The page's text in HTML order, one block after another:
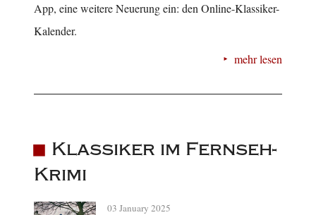
App, eine weitere Neuerung ein: den Online-Klassiker-
Kalender.
mehr lesen
Klassiker im Fernseh-
Krimi
03 January 2025